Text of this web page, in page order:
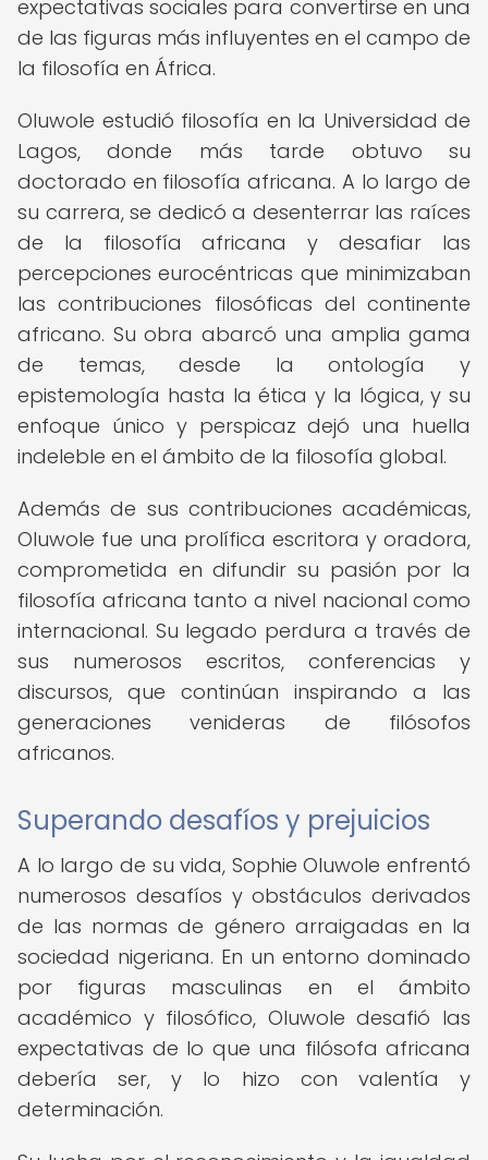
expectativas sociales para convertirse en una
de las figuras más influyentes en el campo de
la filosofía en África.
Oluwole estudió filosofía en la Universidad de
Lagos, donde más tarde obtuvo su
doctorado en filosofía africana. A lo largo de
su carrera, se dedicó a desenterrar las raíces
de la filosofía africana y desafiar las
percepciones eurocéntricas que minimizaban
las contribuciones filosóficas del continente
africano. Su obra abarcó una amplia gama
de temas, desde la ontología y
epistemología hasta la ética y la lógica, y su
enfoque único y perspicaz dejó una huella
indeleble en el ámbito de la filosofía global.
Además de sus contribuciones académicas,
Oluwole fue una prolífica escritora y oradora,
comprometida en difundir su pasión por la
filosofía africana tanto a nivel nacional como
internacional. Su legado perdura a través de
sus numerosos escritos, conferencias y
discursos, que continúan inspirando a las
generaciones venideras de filósofos
africanos.
Superando desafíos y prejuicios
A lo largo de su vida, Sophie Oluwole enfrentó
numerosos desafíos y obstáculos derivados
de las normas de género arraigadas en la
sociedad nigeriana. En un entorno dominado
por figuras masculinas en el ámbito
académico y filosófico, Oluwole desafió las
expectativas de lo que una filósofa africana
debería ser, y lo hizo con valentía y
determinación.